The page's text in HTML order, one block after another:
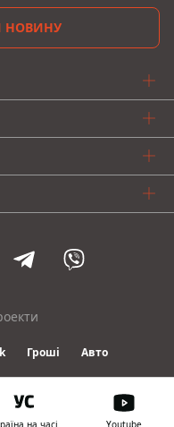
НОВИНУ
Гроші Авто
на часі Youtube